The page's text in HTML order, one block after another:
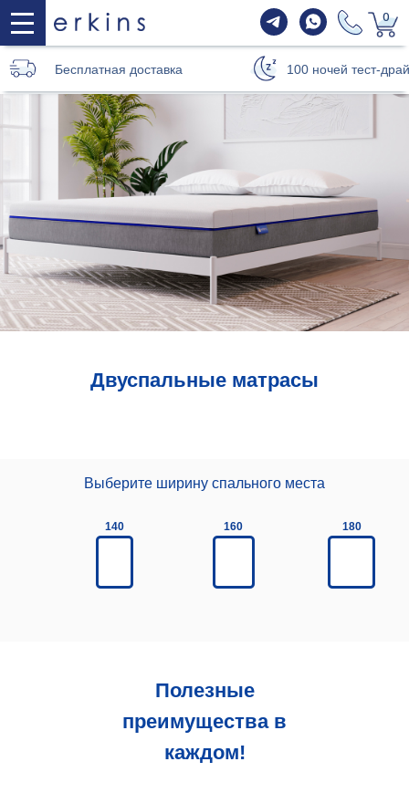
0
Бесплатная доставка 100 ночей тест-
Двуспальные матрасы
Выберите ширину спального места
180
160
140
Полезные
преимущества в
каждом!